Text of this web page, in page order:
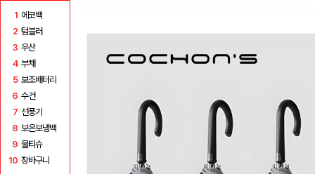
1 에코백
2 텀블러
3 우산
4 부채
5 보조배터리
6 수건
7 선풍기
8 보온보냉백
9 물티슈
10 장바구니